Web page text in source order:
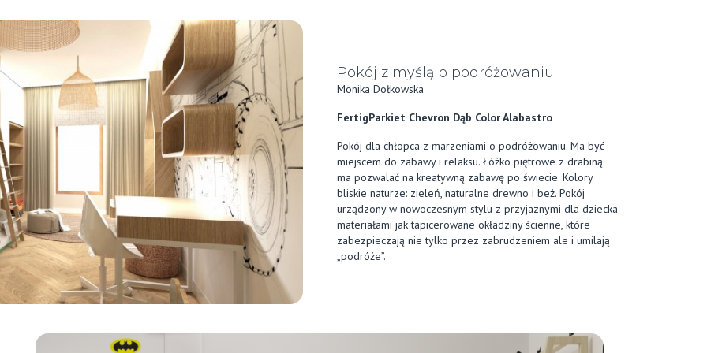
Pokój z myślą o podróżowaniu
Monika Dołkowska
FertigParkiet Chevron Dąb Color Alabastro
Pokój dla chłopca z marzeniami o podróżowaniu. Ma być
miejscem do zabawy i relaksu. Łóżko piętrowe z drabiną
ma pozwalać na kreatywną zabawę po świecie. Kolory
bliskie naturze: zieleń, naturalne drewno i beż. Pokój
urządzony w nowoczesnym stylu z przyjaznymi dla dziecka
materiałami jak tapicerowane okładziny ścienne, które
zabezpieczają nie tylko przez zabrudzeniem ale i umilają
„podróże”.